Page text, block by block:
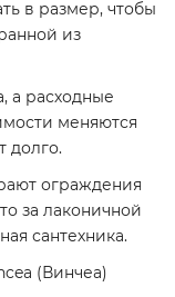
в размер, чтобы
из
а расходные
меняются
долго.
ограждения
за лаконичной
сантехника.
(Винчеа)